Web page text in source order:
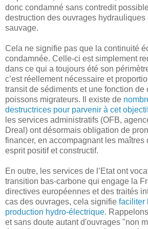
donc condamné sans contredit
destruction des ouvrages
sauvage.
Cela ne signifie pas que la continuité
condamnée. Celle-ci est simplement
dans ce qui a toujours été son
c’est réellement nécessaire et
transit de sédiments et une fonction de
poissons migrateurs. Il existe de
destructrices pour parvenir à cet
les services administratifs (OFB,
Dreal) ont désormais obligation de
financer, en accompagnant les maîtres
esprit positif et constructif.
En outre, les services de l’Etat ont
transition bas-carbone qui engage la
directives européennes et des traités
cas des ouvrages, cela signifie faciliter
production hydro-électrique.
et sans doute autant d'ouvrages "non